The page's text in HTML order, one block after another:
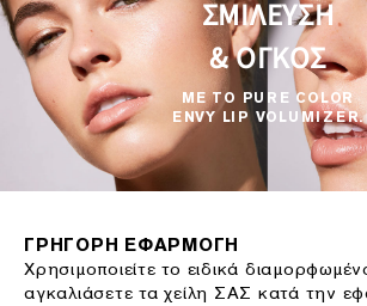
ΣΜΙΛΕΥΣΗ
& ΟΓΚΟΣ
ΜΕ ΤΟ PURE COLOR
ENVY LIP VOLUMIZER.
ΓΡΗΓΟΡΗ ΕΦΑΡΜΟΓΗ
Χρησιμοποιείτε το ειδικά
αγκαλιάσετε τα χείλη ΣΑΣ κατά την